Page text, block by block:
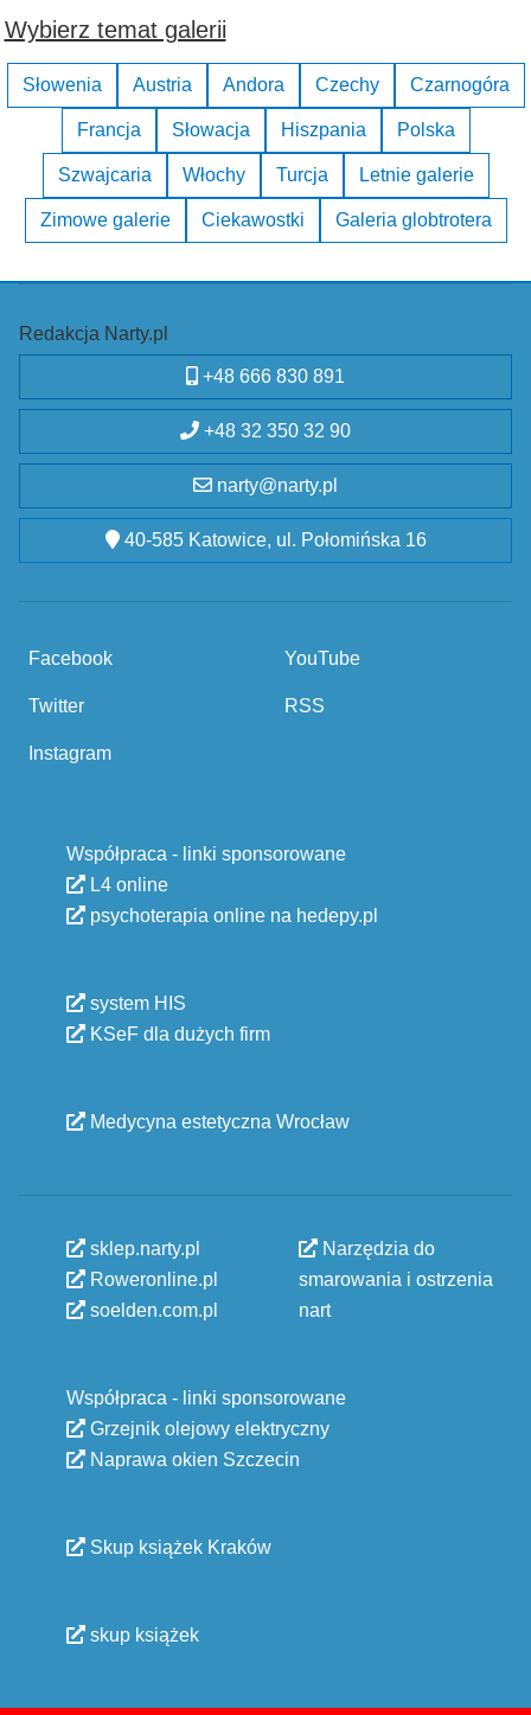
Wybierz temat galerii
Słowenia Austria Andora Czechy Czarnogóra
Francja Słowacja Hiszpania Polska
Szwajcaria Włochy Turcja Letnie galerie
Zimowe galerie Ciekawostki Galeria globtrotera
Redakcja Narty.pl
+48 666 830 891
+48 32 350 32 90
narty@narty.pl
40-585 Katowice, ul. Połomińska 16
Facebook
Twitter
Instagram
YouTube
RSS
Współpraca - linki sponsorowane
L4 online
psychoterapia online na hedepy.pl
system HIS
KSeF dla dużych firm
Medycyna estetyczna Wrocław
sklep.narty.pl
Roweronline.pl
soelden.com.pl
Narzędzia do
smarowania i ostrzenia
nart
Współpraca - linki sponsorowane
Grzejnik olejowy elektryczny
Naprawa okien Szczecin
Skup książek Kraków
skup książek